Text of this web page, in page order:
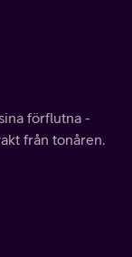
förflutna -
från tonåren.